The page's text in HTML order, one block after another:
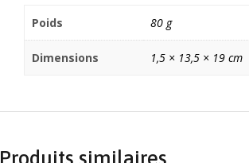
Poids 80 g
Dimensions 1,5 × 13,5 × 19 cm
Produits similaires